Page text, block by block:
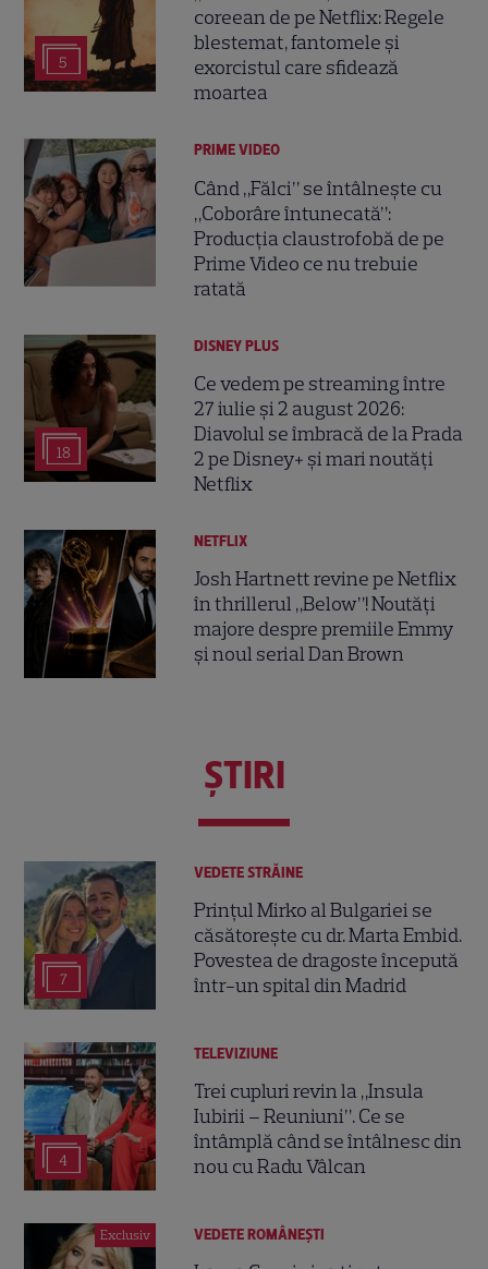
5
coreean de pe Netflix: Regele
blestemat, fantomele și
exorcistul care sfidează
moartea
PRIME VIDEO
Când „Fălci” se întâlnește cu
„Coborâre întunecată”:
Producția claustrofobă de pe
Prime Video ce nu trebuie
ratată
18
DISNEY PLUS
Ce vedem pe streaming între
27 iulie și 2 august 2026:
Diavolul se îmbracă de la Prada
2 pe Disney+ și mari noutăți
Netflix
NETFLIX
Josh Hartnett revine pe Netflix
în thrillerul „Below”! Noutăți
majore despre premiile Emmy
și noul serial Dan Brown
ŞTIRI
7
VEDETE STRĂINE
Prințul Mirko al Bulgariei se
căsătorește cu dr. Marta Embid.
Povestea de dragoste începută
într-un spital din Madrid
4
TELEVIZIUNE
Trei cupluri revin la „Insula
Iubirii – Reuniuni”. Ce se
întâmplă când se întâlnesc din
nou cu Radu Vâlcan
Exclusiv VEDETE ROMÂNEŞTI